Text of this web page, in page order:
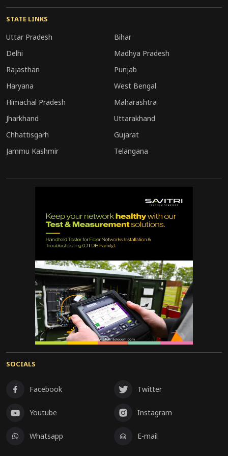
मतदाताओं से अपील की कि वे बिना किसी डर के अपने
मताधिकार का प्रयोग करें और लोकतंत्र को मजबूत बनाएं।
STATE LINKS
Uttar Pradesh
Bihar
Delhi
Madhya Pradesh
Rajasthan
Punjab
Haryana
West Bengal
Himachal Pradesh
Maharashtra
Jharkhand
Uttarakhand
Chhattisgarh
Gujarat
Jammu Kashmir
Telangana
SOCIALS
Facebook Twitter
Youtube Instagram
Whatsapp E-mail